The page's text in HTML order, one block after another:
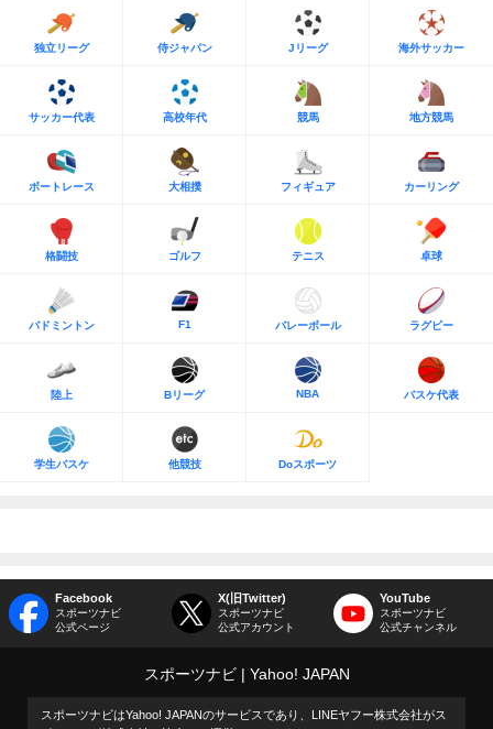
独立リーグ 侍ジャパン Jリーグ 海外サッカー
サッカー代表 高校年代 競馬 地方競馬
ボートレース 大相撲 フィギュア カーリング
格闘技 ゴルフ テニス 卓球
バドミントン F1 バレーボール ラグビー
陸上 Bリーグ NBA バスケ代表
学生バスケ 他競技 Doスポーツ
Facebook
スポーツナビ
公式ページ
X(旧Twitter)
スポーツナビ
公式アカウント
YouTube
スポーツナビ
公式チャンネル
スポーツナビ Yahoo! JAPAN
スポーツナビはYahoo! JAPANのサービスであり、LINEヤフー株式会社がス